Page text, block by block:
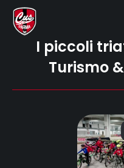
I piccoli
Turismo